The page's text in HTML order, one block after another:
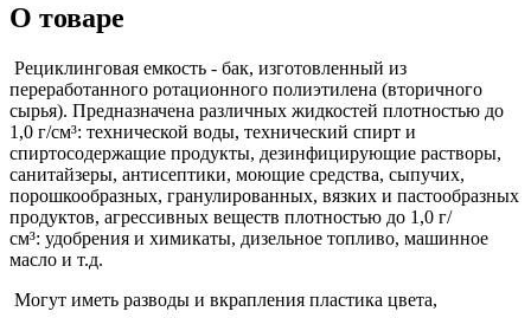
О товаре
Рециклинговая емкость - бак, изготовленный из
переработанного ротационного полиэтилена (вторичного
сырья). Предназначена различных жидкостей плотностью до
1,0 г/см³: технической воды, технический спирт и
спиртосодержащие продукты, дезинфицирующие растворы,
санитайзеры, антисептики, моющие средства, сыпучих,
порошкообразных, гранулированных, вязких и пастообразных
продуктов, агрессивных веществ плотностью до 1,0 г/
см³: удобрения и химикаты, дизельное топливо, машинное
масло и т.д.
Могут иметь разводы и вкрапления пластика цвета,